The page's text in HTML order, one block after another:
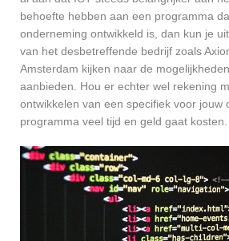
behoefte hebben aan een programma
onderneming ontwikkeld is, dan kun je
van het desbetreffende bedrijf zoals
Amsterdam kijken naar de
aanbieden. Hou er echter wel rekening
ontwikkelen van een specifiek voor jouw
programma veel tijd en geld gaat kosten.